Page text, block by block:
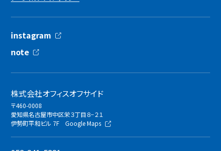
instagram
note
株式会社オフィスオフサイド
〒460-0008
愛知県名古屋市中区栄３丁目８−２１
伊勢町平和ビル 7FGoogle Maps